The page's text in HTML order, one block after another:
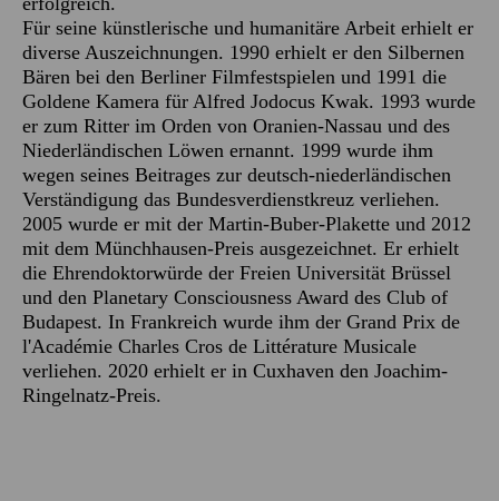
Für seine künstlerische und humanitäre Arbeit erhielt er
diverse Auszeichnungen. 1990 erhielt er den Silbernen
Bären bei den Berliner Filmfestspielen und 1991 die
Goldene Kamera für Alfred Jodocus Kwak. 1993 wurde
er zum Ritter im Orden von Oranien-Nassau und des
Niederländischen Löwen ernannt. 1999 wurde ihm
wegen seines Beitrages zur deutsch-niederländischen
Verständigung das Bundesverdienstkreuz verliehen.
2005 wurde er mit der Martin-Buber-Plakette und 2012
mit dem Münchhausen-Preis ausgezeichnet. Er erhielt
die Ehrendoktorwürde der Freien Universität Brüssel
und den Planetary Consciousness Award des Club of
Budapest. In Frankreich wurde ihm der Grand Prix de
l'Académie Charles Cros de Littérature Musicale
verliehen. 2020 erhielt er in Cuxhaven den Joachim-
Ringelnatz-Preis.